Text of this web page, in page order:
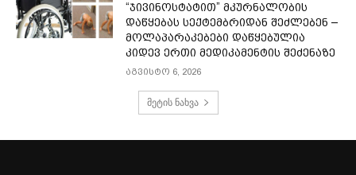
“ჯივინოსტატით” მკურნალობის
დაწყებას სექტემბრიდან შეძლებენ –
მოლაპარაკებები დაწყებულია
კიდევ ერთი მედიკამენტის შეძენაზე
აგვისტო 6, 2026
მეტის ნახვა